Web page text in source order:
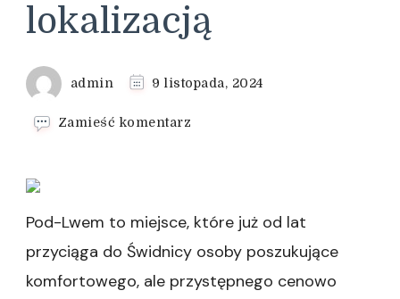
lokalizacją
admin 9 listopada, 2024
Zamieść komentarz
Świdnicy?
Wybierz
Pod-
i
Pod-Lwem to miejsce, które już od lat
przyciąga do Świdnicy osoby poszukujące
komfortowego, ale przystępnego cenowo